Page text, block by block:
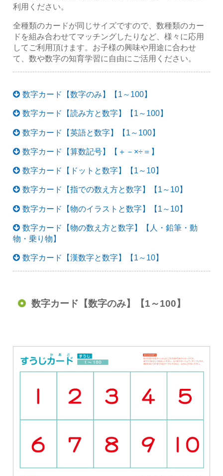
利用ください。
全種類のカードが同じサイズですので、数種類のカー
ドを組み合わせてマッチングしたりなど、様々に応用
してご利用頂けます。お子様の興味や用途に合わせ
て、数や数字の知育学習に自由にご活用ください。
数字カード【数字のみ】【1～100】
数字カード【読み方と数字】【1～100】
数字カード【英語と数字】【1～100】
数字カード【算数記号】【＋－×÷＝】
数字カード【ドットと数字】【1～10】
数字カード【指での数え方と数字】【1～10】
数字カード【物のイラストと数字】【1～10】
数字カード【物の数え方と数字】【人・鉛筆・動
物・乗り物】
数字カード【漢数字と数字】【1～10】
数字カード【数字のみ】【1～100】